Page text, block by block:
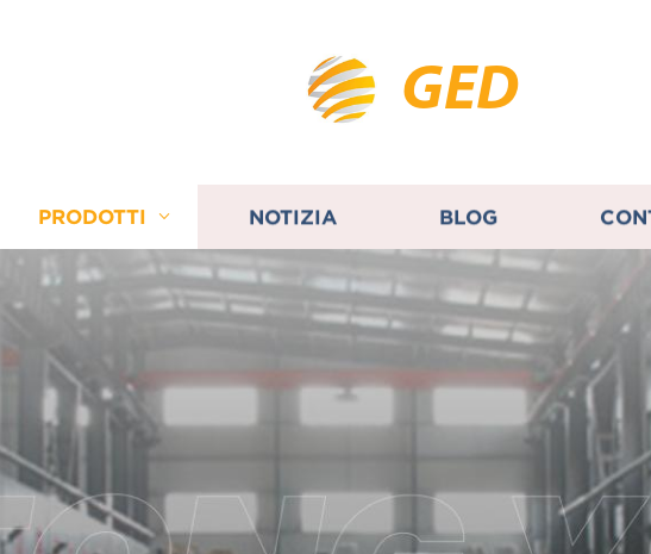
GED
PRODOTTI NOTIZIA BLOG